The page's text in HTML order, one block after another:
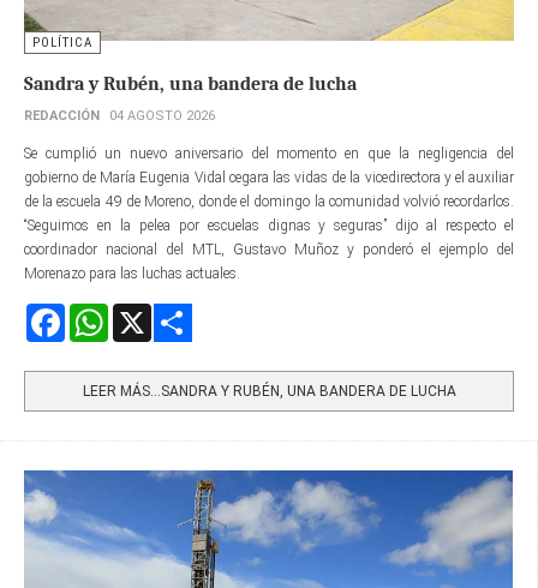
POLÍTICA
Sandra y Rubén, una bandera de lucha
REDACCIÓN 04 AGOSTO 2026
Se cumplió un nuevo aniversario del momento en que la negligencia del
gobierno de María Eugenia Vidal cegara las vidas de la vicedirectora y el auxiliar
de la escuela 49 de Moreno, donde el domingo la comunidad volvió recordarlos.
“Seguimos en la pelea por escuelas dignas y seguras” dijo al respecto el
coordinador nacional del MTL, Gustavo Muñoz y ponderó el ejemplo del
Morenazo para las luchas actuales.
FacebookWhatsApp
LEER MÁS…SANDRA Y RUBÉN, UNA BANDERA DE LUCHA